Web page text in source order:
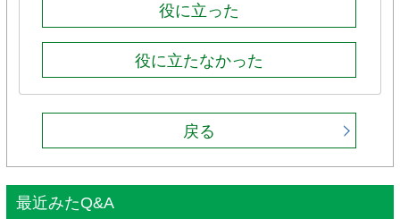
役に立った
役に立たなかった
戻る
最近みたQ&A